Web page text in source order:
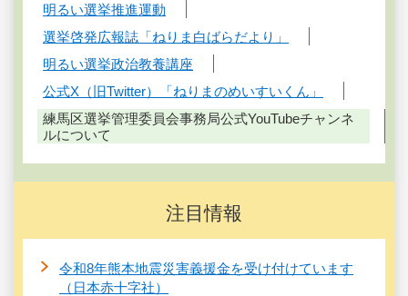
明るい選挙推進運動
選挙啓発広報誌「ねりま白ばらだより」
明るい選挙政治教養講座
公式X（旧Twitter）「ねりまのめいすいくん」
練馬区選挙管理委員会事務局公式YouTubeチャンネ
ルについて
注目情報
令和8年熊本地震災害義援金を受け付けています
（日本赤十字社）